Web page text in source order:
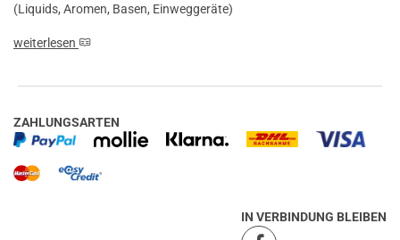
(Liquids, Aromen, Basen, Einweggeräte)
weiterlesen
ZAHLUNGSARTEN
IN VERBINDUNG BLEIBEN